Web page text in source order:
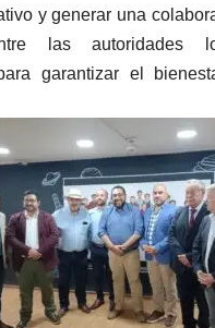
y generar una
las autoridades
garantizar el